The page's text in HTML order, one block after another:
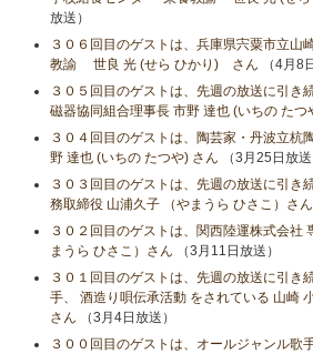
放送）
３０６回目のゲストは、兵庫県宍粟市立山
教諭 世良 光 (せら ひかり) さん （4月8
３０５回目のゲストは、先週の放送に引き
磁器協同組合理事長 市野 達也 (いちの たつ
３０４回目のゲストは、陶芸家・丹波立杭
野 達也 (いちの たつや) さん （3月25日放送
３０３回目のゲストは、先週の放送に引き
務取締役 山浦久子 （やまうら ひさこ）さん
３０２回目のゲストは、関西陸運株式会社
まうら ひさこ）さん （3月11日放送）
３０１回目のゲストは、先週の放送に引き
手、 酒造り唄伝承活動 をされている 山崎
さん （3月4日放送）
３００回目のゲストは、オールジャンル歌